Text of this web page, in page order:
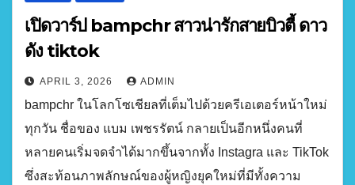
เปิดวาร์ป bampchr สาวน่ารักสายบิวตี้ ดาว
ดัง tiktok
APRIL 3, 2026 ADMIN
bampchr ในโลกโซเชียลที่เต็มไปด้วยครีเอเตอร์หน้าใหม่
ทุกวัน ชื่อของ แบม เพชรรัตน์ กลายเป็นอีกหนึ่งคนที่
หลายคนเริ่มจดจำได้มากขึ้นจากทั้ง Instagra และ TikTok
ซึ่งสะท้อนภาพลักษณ์ของผู้หญิงยุคใหม่ที่มีทั้งความ